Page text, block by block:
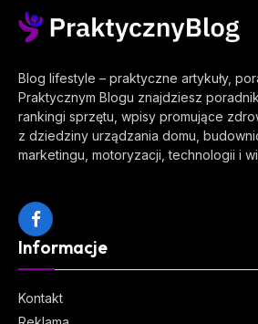
Blog lifestyle – praktyczne artykuły,
Praktycznym Blogu znajdziesz
rankingi sprzętu, wpisy promujące
z dziedziny urządzania domu,
marketingu, motoryzacji, technologii i
Facebook
Informacje
Kontakt